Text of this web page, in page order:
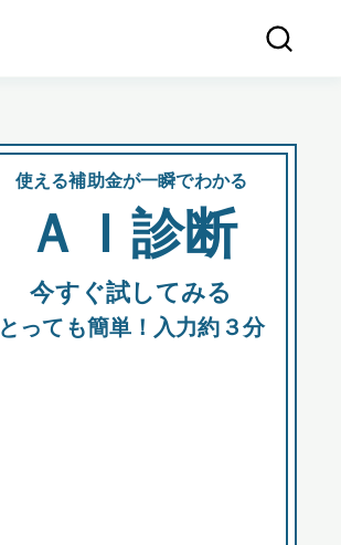
使える補助金が一瞬でわかる
ＡＩ診断
今すぐ試してみる
とっても簡単！入力約３分